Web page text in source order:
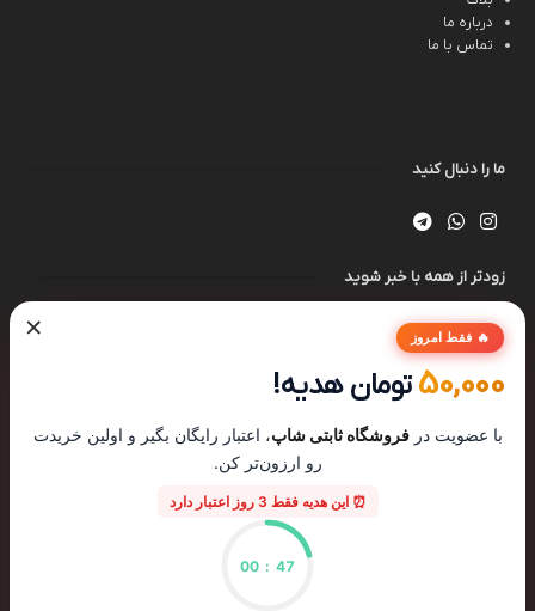
درباره ما
تماس با ما
ما را دنبال کنید
زودتر از همه با خبر شوید
× 🔥 فقط امروز
50,000تومان هدیه!
با عضویت درفروشگاه ثابتی شاپ، اعتبار رایگان بگیر و اولین خریدت
رو ارزون‌تر کن.
⏰ این هدیه فقط 3 روز اعتبار دارد
46
:
00